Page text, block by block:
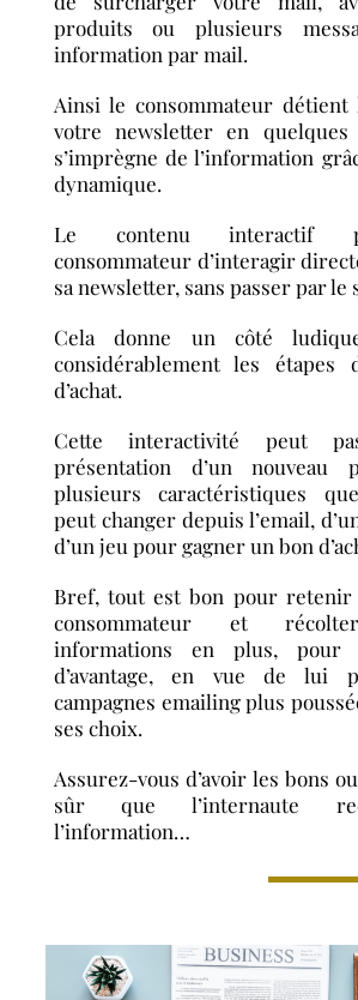
produits ou plusieurs
information par mail.
Ainsi le consommateur détient
votre newsletter en quelques
s’imprègne de l’information
dynamique.
Le contenu interactif
consommateur d’interagir
sa newsletter, sans passer par
Cela donne un côté
considérablement les étapes
d’achat.
Cette interactivité peut
présentation d’un nouveau
plusieurs caractéristiques
peut changer depuis l’email,
d’un jeu pour gagner un bon
Bref, tout est bon pour retenir
consommateur et
informations en plus, pour
d’avantage, en vue de lui
campagnes emailing plus
ses choix.
Assurez-vous d’avoir les bons
sûr que l’internaute
l’information…